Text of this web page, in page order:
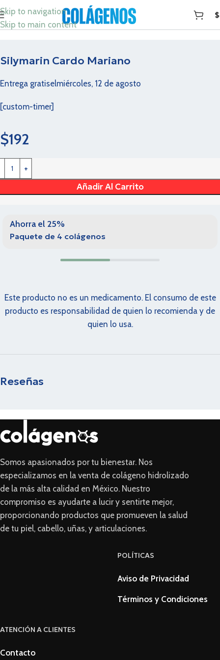
Skip to navigation
Skip to main content
$
Silymarin Cardo Mariano
Entrega gratiselmiércoles, 12 de agosto
[custom-timer]
$192
Añadir Al Carrito
Ahorra el 25%
Paquete de 4 colágenos
Este producto no es un medicamento. El consumo de este
producto es responsabilidad de quien lo recomienda y de
quien lo usa.
Reseñas
Somos apasionados por tu bienestar. Nos
especializamos en la venta de colágeno hidrolizado
de la más alta calidad en México. Nuestro
compromiso es ayudarte a lucir y sentirte mejor,
proporcionando productos que promueven la salud
de tu piel, cabello, uñas, y articulaciones.
POLÍTICAS
Aviso de Privacidad
Términos y Condiciones
ATENCIÓN A CLIENTES
Contacto